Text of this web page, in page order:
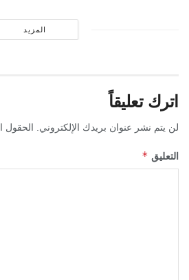
المزيد
اترك تعليقاً
لن يتم نشر عنوان بريدك الإلكتروني. الحقول
التعليق *